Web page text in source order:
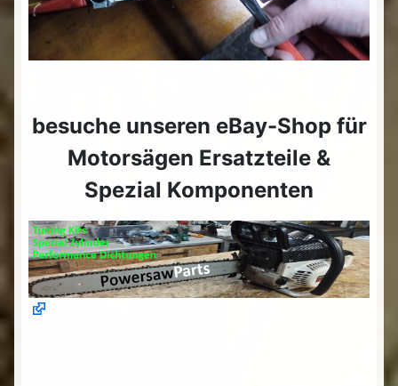
besuche unseren eBay-Shop für
Motorsägen Ersatzteile &
Spezial Komponenten